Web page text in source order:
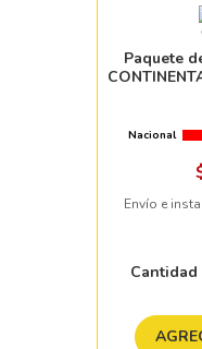
Paquete
Nacional
Envío e
Cantidad